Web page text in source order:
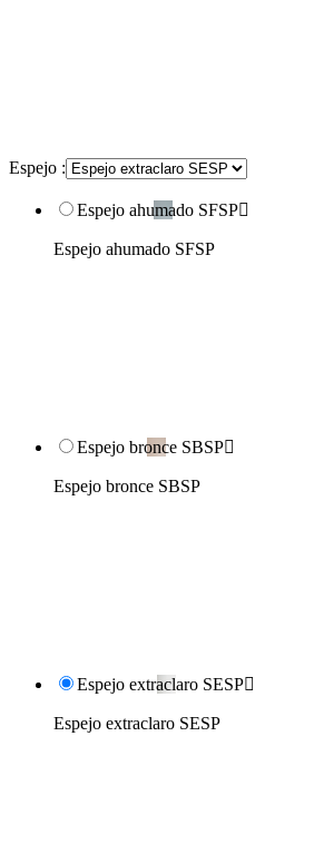
Espejo :
Espejo ahumado SFSP
Espejo ahumado SFSP
Espejo bronce SBSP
Espejo bronce SBSP
Espejo extraclaro SESP
Espejo extraclaro SESP